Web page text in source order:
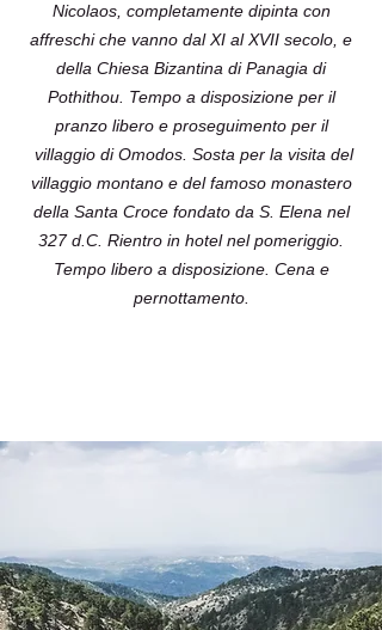
Nicolaos, completamente dipinta con
affreschi che vanno dal XI al XVII secolo, e
della Chiesa Bizantina di Panagia di
Pothithou. Tempo a disposizione per il
pranzo libero e proseguimento per il
villaggio di Omodos. Sosta per la visita del
villaggio montano e del famoso monastero
della Santa Croce fondato da S. Elena nel
327 d.C. Rientro in hotel nel pomeriggio.
Tempo libero a disposizione. Cena e
pernottamento.